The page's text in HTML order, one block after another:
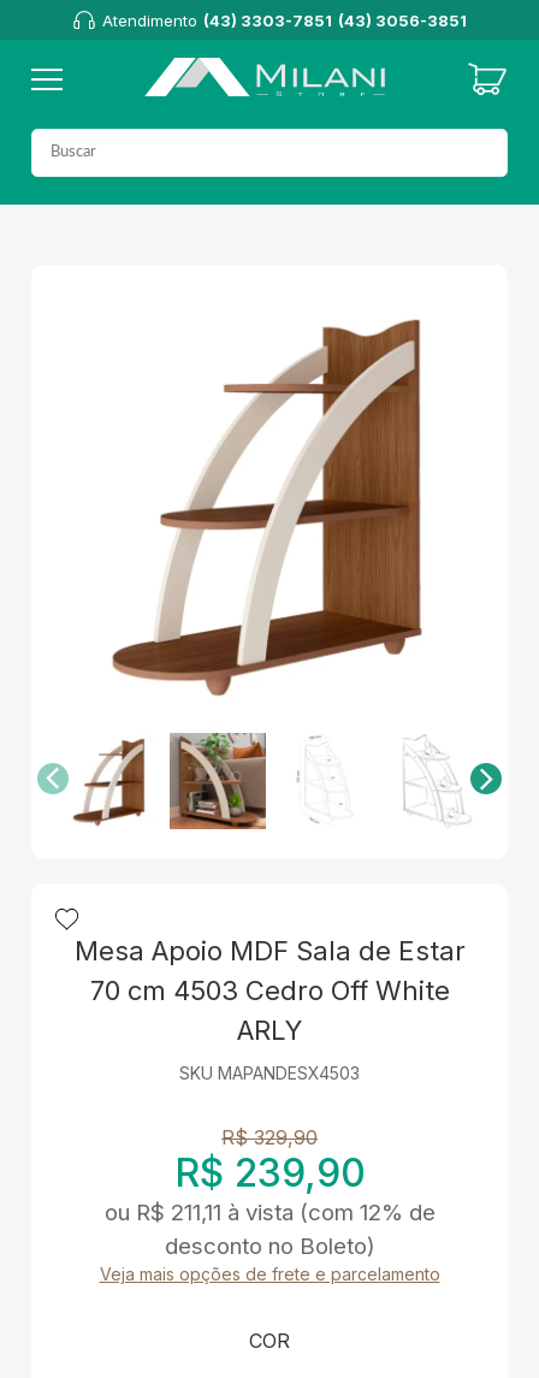
Atendimento (43) 3303-7851 (43) 3056-3851
Mesa Apoio MDF Sala de Estar
70 cm 4503 Cedro Off White
ARLY
SKU MAPANDESX4503
R$ 329,90
R$ 239,90
ou R$ 211,11 à vista (com 12% de
desconto no Boleto)
Veja mais opções de frete e parcelamento
COR